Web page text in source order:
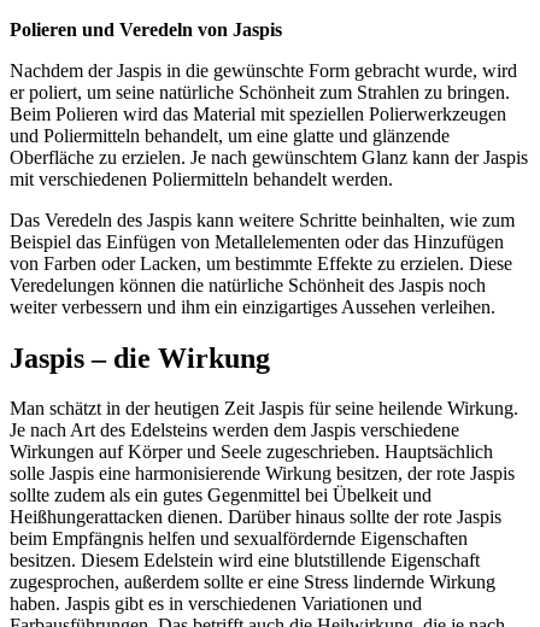
Polieren und Veredeln von Jaspis
Nachdem der Jaspis in die gewünschte Form gebracht wurde, wird
er poliert, um seine natürliche Schönheit zum Strahlen zu bringen.
Beim Polieren wird das Material mit speziellen Polierwerkzeugen
und Poliermitteln behandelt, um eine glatte und glänzende
Oberfläche zu erzielen. Je nach gewünschtem Glanz kann der Jaspis
mit verschiedenen Poliermitteln behandelt werden.
Das Veredeln des Jaspis kann weitere Schritte beinhalten, wie zum
Beispiel das Einfügen von Metallelementen oder das Hinzufügen
von Farben oder Lacken, um bestimmte Effekte zu erzielen. Diese
Veredelungen können die natürliche Schönheit des Jaspis noch
weiter verbessern und ihm ein einzigartiges Aussehen verleihen.
Jaspis – die Wirkung
Man schätzt in der heutigen Zeit Jaspis für seine heilende Wirkung.
Je nach Art des Edelsteins werden dem Jaspis verschiedene
Wirkungen auf Körper und Seele zugeschrieben. Hauptsächlich
solle Jaspis eine harmonisierende Wirkung besitzen, der rote Jaspis
sollte zudem als ein gutes Gegenmittel bei Übelkeit und
Heißhungerattacken dienen. Darüber hinaus sollte der rote Jaspis
beim Empfängnis helfen und sexualfördernde Eigenschaften
besitzen. Diesem Edelstein wird eine blutstillende Eigenschaft
zugesprochen, außerdem sollte er eine Stress lindernde Wirkung
haben. Jaspis gibt es in verschiedenen Variationen und